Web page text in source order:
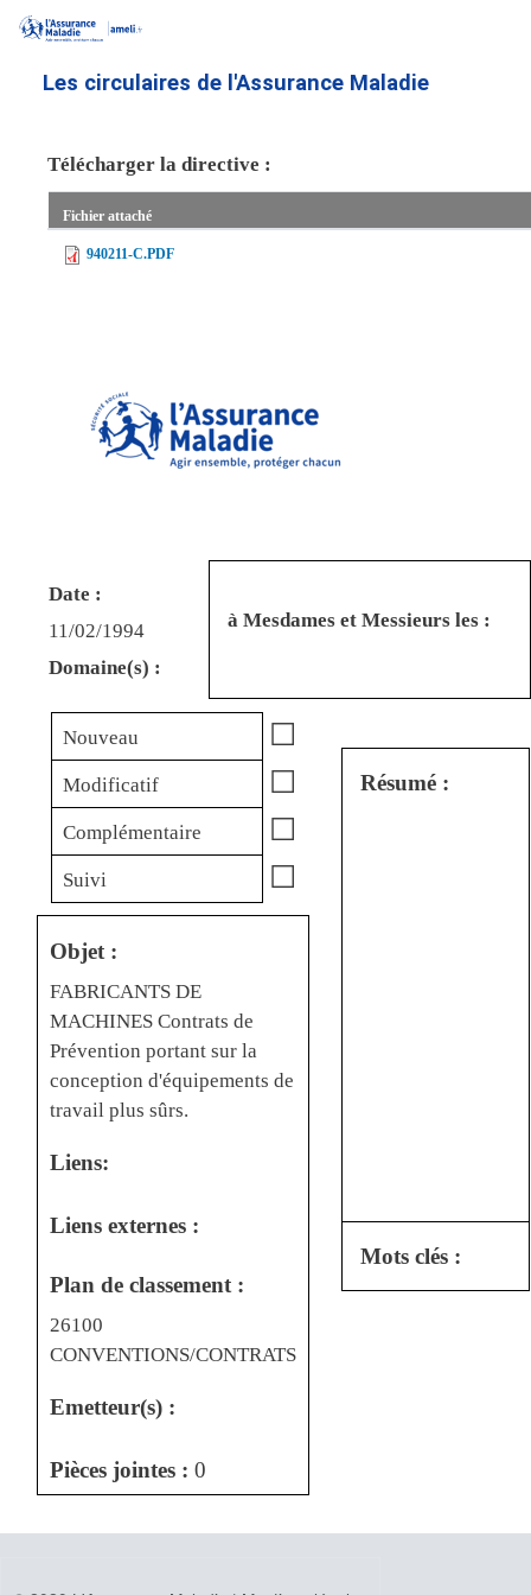
contenu
Les circulaires de l'Assurance Maladie
Télécharger la directive :
Fichier attaché
940211-C.PDF
Date :
11/02/1994
Domaine(s) :
à Mesdames et Messieurs les :
Nouveau ☐
Modificatif ☐
Complémentaire ☐
Suivi ☐
Objet :
FABRICANTS DE
MACHINES Contrats de
Prévention portant sur la
conception d'équipements de
travail plus sûrs.
Liens:
Liens externes :
Plan de classement :
26100
CONVENTIONS/CONTRATS
Emetteur(s) :
Pièces jointes : 0
Résumé :
Mots clés :